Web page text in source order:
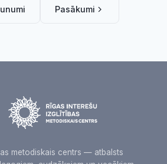
Pasākumi
metodiskais centrs — atbalsts